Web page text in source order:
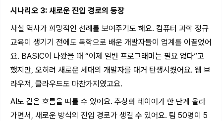
시나리오 3: 새로운 진입 경로의 등장
사실 역사가 희망적인 선례를 보여주기도 해요. 컴퓨터 과학 정규
교육이 생기기 전에도 독학으로 배운 개발자들이 업계를 이끌었어
요. BASIC이 나왔을 때 “이제 일반 프로그래머는 필요 없다”고
했지만, 오히려 새로운 세대의 개발자를 대거 탄생시켰어요. 웹 브
라우저, 클라우드도 마찬가지였고요.
AI도 같은 흐름을 따를 수 있어요. 추상화 레이어가 한 단계 올라
가면서, 새로운 방식의 진입 경로가 생길 수 있어요. 팀 50명이 5